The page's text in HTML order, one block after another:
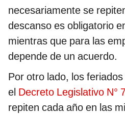
necesariamente se
descanso es obligatorio
mientras que para las
depende de un acuerdo.
Por otro lado, los
el Decreto Legislativo N°
repiten cada año en las